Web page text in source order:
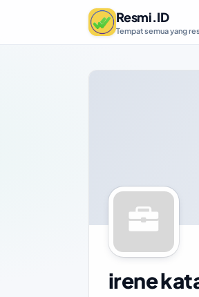
Resmi.ID
Tempat semua yang
irene